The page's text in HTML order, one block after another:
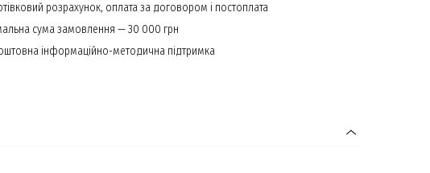
розрахунок, оплата за договором і постоплата
сума замовлення — 30 000 грн
інформаційно-методична підтримка